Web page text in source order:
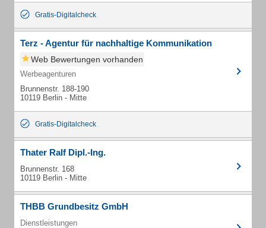
Gratis-Digitalcheck
Terz - Agentur für nachhaltige Kommunikation
Web Bewertungen vorhanden
Werbeagenturen
Brunnenstr. 188-190
10119 Berlin - Mitte
Gratis-Digitalcheck
Thater Ralf Dipl.-Ing.
Brunnenstr. 168
10119 Berlin - Mitte
THBB Grundbesitz GmbH
Dienstleistungen